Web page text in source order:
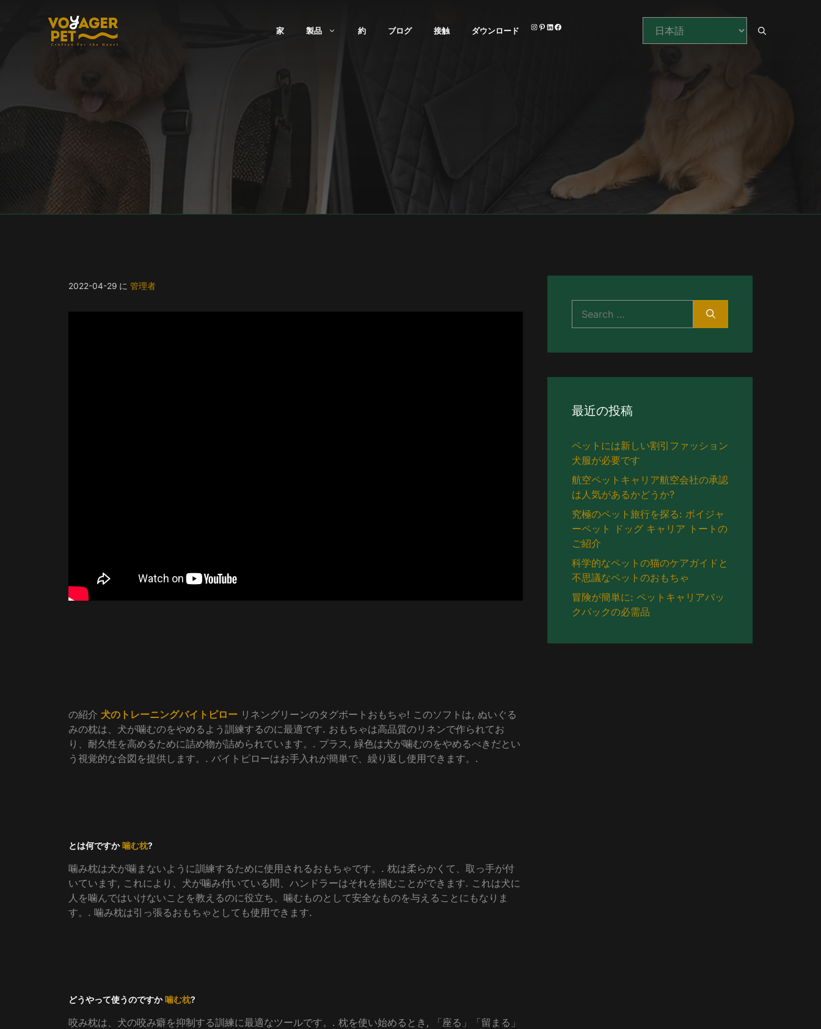
キ
家 製品 約 ブログ 接触 ダウンロード
インスタグラム PINTEREST
LINKEDIN
2022-04-29 に 管理者
の紹介 犬のトレーニングバイトピロー リネングリーンのタグボートおもちゃ! このソフトは, ぬいぐる
みの枕は、犬が噛むのをやめるよう訓練するのに最適です. おもちゃは高品質のリネンで作られてお
り、耐久性を高めるために詰め物が詰められています。. プラス, 緑色は犬が噛むのをやめるべきだとい
う視覚的な合図を提供します。. バイトピローはお手入れが簡単で、繰り返し使用できます。.
とは何ですか噛む枕?
噛み枕は犬が噛まないように訓練するために使用されるおもちゃです。. 枕は柔らかくて、取っ手が付
いています, これにより、犬が噛み付いている間、ハンドラーはそれを掴むことができます. これは犬に
人を噛んではいけないことを教えるのに役立ち、噛むものとして安全なものを与えることにもなりま
す。. 噛み枕は引っ張るおもちゃとしても使用できます.
どうやって使うのですか噛む枕?
咬み枕は、犬の咬み癖を抑制する訓練に最適なツールです。. 枕を使い始めるとき, 「座る」「留まる」
る:
最近の投稿
ペットには新しい割引ファッション
犬服が必要です
航空ペットキャリア航空会社の承認
は人気があるかどうか?
究極のペット旅行を探る: ボイジャ
ーペット ドッグ キャリア トートの
ご紹介
科学的なペットの猫のケアガイドと
不思議なペットのおもちゃ
冒険が簡単に: ペットキャリアバッ
クパックの必需品